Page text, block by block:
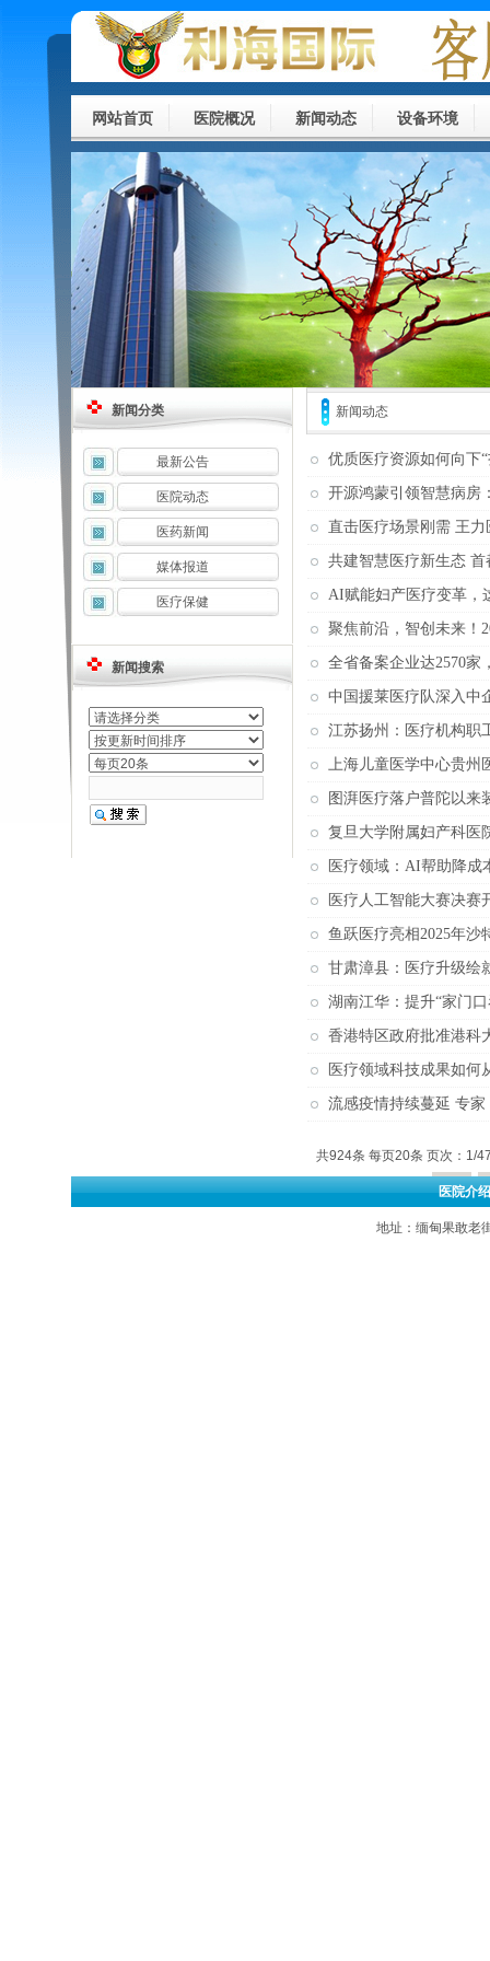
网站首页 医院概况 新闻动态 设备环境
优质医疗资源如何向
开源鸿蒙引领智慧病房
直击医疗场景刚需 王
共建智慧医疗新生态
AI赋能妇产医疗变革，
聚焦前沿，智创未来！
全省备案企业达2570家
中国援莱医疗队深入中
江苏扬州：医疗机构职
上海儿童医学中心贵州
图湃医疗落户普陀以来
复旦大学附属妇产科医
医疗领域：AI帮助降成
医疗人工智能大赛决赛
鱼跃医疗亮相2025年沙
甘肃漳县：医疗升级绘
湖南江华：提升“家门
香港特区政府批准港科
医疗领域科技成果如何
流感疫情持续蔓延 专
共924条 每页20条 页次：1/
首页
新闻分类
最新公告
医院动态
医药新闻
媒体报道
医疗保健
新闻动态
新闻搜索
医院介绍
地址：缅甸果敢老